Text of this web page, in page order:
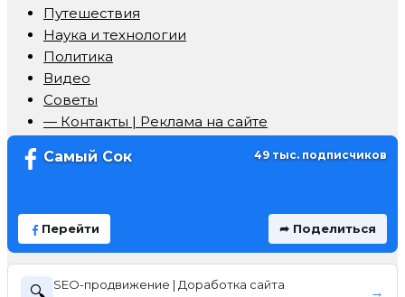
Путешествия
Наука и технологии
Политика
Видео
Советы
— Контакты | Реклама на сайте
Самый Сок 49 тыс. подписчиков
Перейти ➦ Поделиться
🔍 SEO-продвижение | Доработка сайта →